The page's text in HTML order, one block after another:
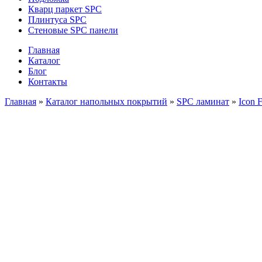
Кварц паркет SPC
Плинтуса SPC
Стеновые SPC панели
Главная
Каталог
Блог
Контакты
Главная » Каталог напольных покрытий » SPC ламинат » Icon